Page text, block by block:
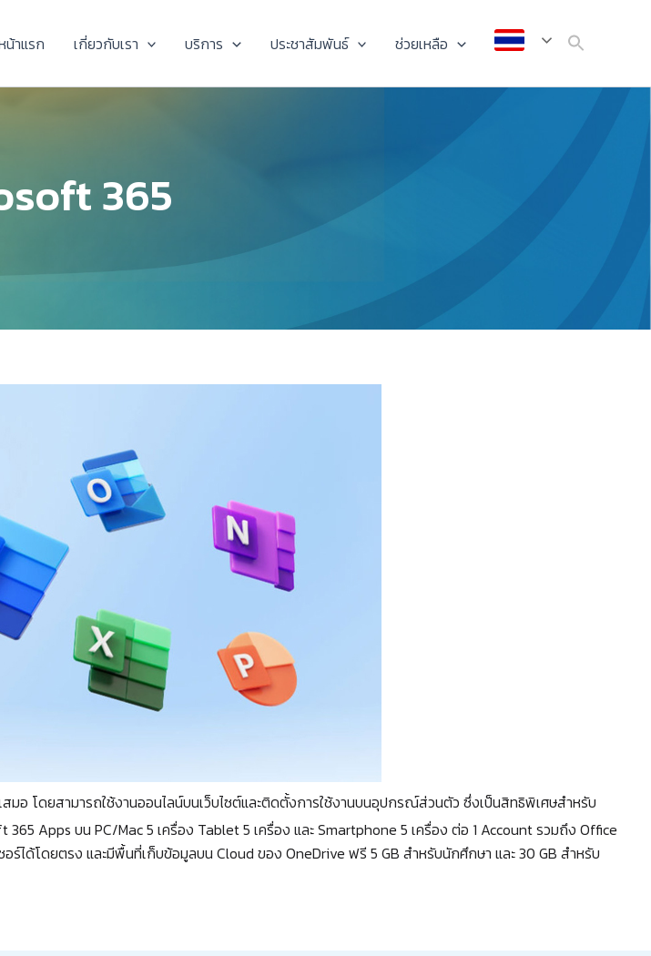
น้าแรก เกี่ยวกับเรา บริการ ประชาสัมพันธ์ ช่วยเหลือ
365
อ โดยสามารถใช้งานออนไลน์บนเว็บไซต์และติดตั้งการใช้งานบนอุปกรณ์ส่วนตัว ซึ่งเป็นสิทธิพิเศษสำหรับ
Apps บน PC/Mac 5 เครื่อง Tablet 5 เครื่อง และ Smartphone 5 เครื่อง ต่อ 1 Account รวมถึง Office
อร์ได้โดยตรง และมีพื้นที่เก็บข้อมูลบน Cloud ของ OneDrive ฟรี 5 GB สำหรับนักศึกษา และ 30 GB สำหรับ